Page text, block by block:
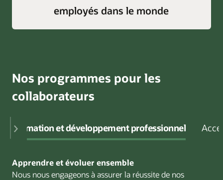
employés dans le monde
Nos programmes pour les
collaborateurs
Formation et développement professionnel
Apprendre et évoluer ensemble
Nous nous engageons à assurer la réussite de nos